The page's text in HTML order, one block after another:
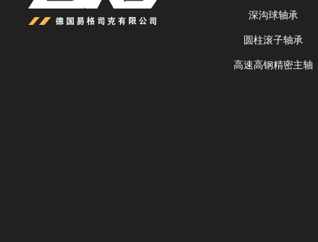
深沟球轴承
圆柱滚子轴承
高速高钢精密主轴